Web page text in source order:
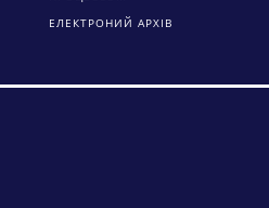
ЕЛЕКТРОНИЙ АРХІВ